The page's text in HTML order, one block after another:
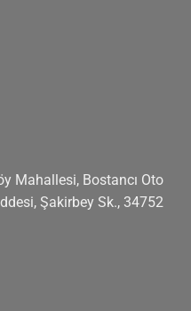
Mahallesi, Bostancı Oto
Şakirbey Sk., 34752